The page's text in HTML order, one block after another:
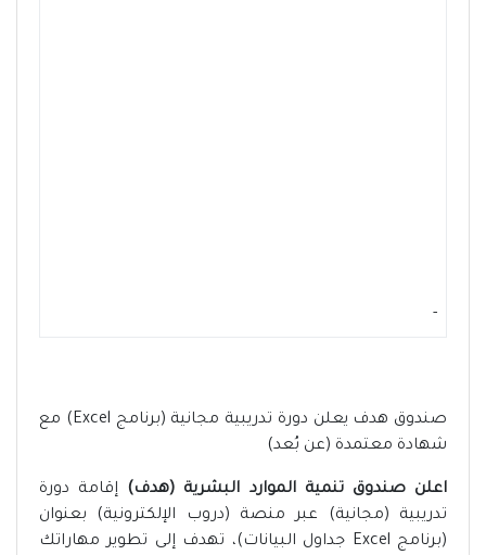
-
صندوق هدف يعلن دورة تدريبية مجانية (برنامج Excel) مع
شهادة معتمدة (عن بُعد)
اعلن صندوق تنمية الموارد البشرية (هدف) إقامة دورة
تدريبية (مجانية) عبر منصة (دروب الإلكترونية) بعنوان
(برنامج Excel جداول البيانات)، تهدف إلى تطوير مهاراتك